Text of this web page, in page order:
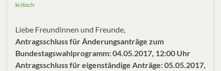
kritisch
Liebe Freundinnen und Freunde,
Antragsschluss für Änderungsanträge zum
Bundestagswahlprogramm: 04.05.2017, 12:00 Uhr
Antragsschluss für eigenständige Anträge: 05.05.2017,